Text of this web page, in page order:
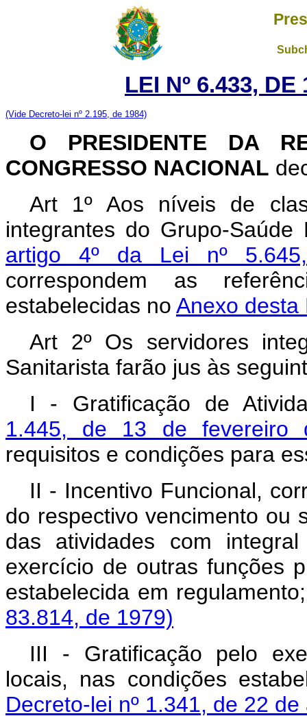
LEI Nº 6.433,
(Vide Decreto-lei nº 2.195, de 1984)
O PRESIDENTE DA
CONGRESSO NACIONAL
Art 1º Aos níveis de
integrantes do Grupo-
artigo 4º da Lei nº
correspondem as
estabelecidas no Anexo desta
Art 2º Os servidores
Sanitarista farão jus às
I - Gratificação de
1.445, de 13 de fevereiro
requisitos e condições para
II - Incentivo Funcional,
do respectivo vencimento ou
das atividades com
exercício de outras funções
estabelecida em
83.814, de 1979)
III - Gratificação pelo
locais, nas condições
Decreto-lei nº 1.341, de 22